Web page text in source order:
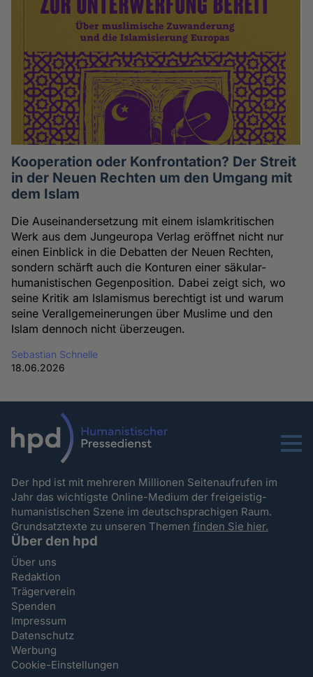
Kooperation oder Konfrontation? Der Streit
in der Neuen Rechten um den Umgang mit
dem Islam
Die Auseinandersetzung mit einem islamkritischen
Werk aus dem Jungeuropa Verlag eröffnet nicht nur
einen Einblick in die Debatten der Neuen Rechten,
sondern schärft auch die Konturen einer säkular-
humanistischen Gegenposition. Dabei zeigt sich, wo
seine Kritik am Islamismus berechtigt ist und warum
seine Verallgemeinerungen über Muslime und den
Islam dennoch nicht überzeugen.
Sebastian Schnelle
18.06.2026
Menu
Der hpd ist mit mehreren Millionen Seitenaufrufen im
Jahr das wichtigste Online-Medium der freigeistig-
humanistischen Szene im deutschsprachigen Raum.
Grundsatztexte zu unseren Themenfinden Sie hier.
Über den hpd
Über uns
Redaktion
Trägerverein
Spenden
Impressum
Datenschutz
Werbung
Cookie-Einstellungen